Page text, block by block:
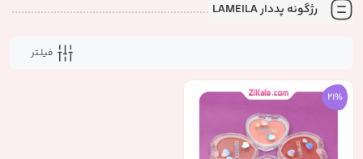
رژگونه پددار LAMEILA
فیلـتر
21%